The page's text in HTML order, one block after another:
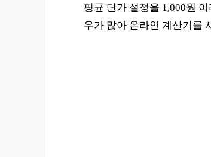
평균 단가 설정을 1,000원
우가 많아 온라인 계산기를